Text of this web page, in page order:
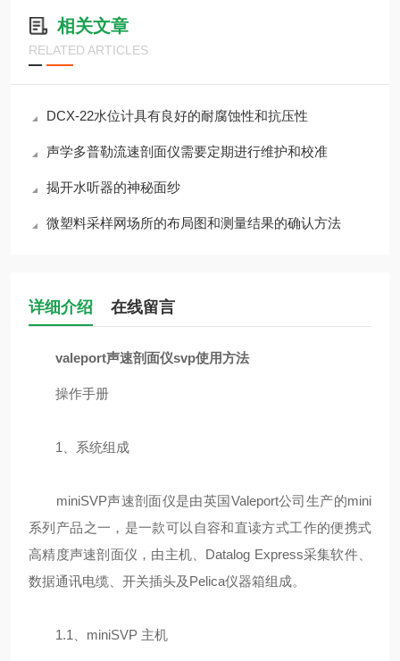
相关文章
RELATED ARTICLES
DCX-22水位计具有良好的耐腐蚀性和抗压性
声学多普勒流速剖面仪需要定期进行维护和校准
揭开水听器的神秘面纱
微塑料采样网场所的布局图和测量结果的确认方法
详细介绍 在线留言
valeport声速剖面仪svp使用方法
操作手册
1、系统组成
miniSVP声速剖面仪是由英国Valeport公司生产的mini
系列产品之一，是一款可以自容和直读方式工作的便携式
高精度声速剖面仪，由主机、Datalog Express采集软件、
数据通讯电缆、开关插头及Pelica仪器箱组成。
1.1、miniSVP 主机